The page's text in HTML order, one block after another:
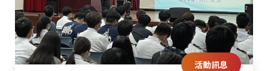
活動訊息